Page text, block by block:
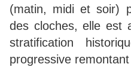
(matin, midi et soir)
des cloches, elle est
stratification
progressive